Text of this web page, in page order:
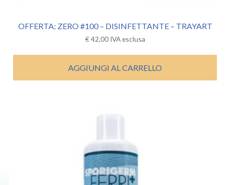
OFFERTA: ZERO #100 – DISINFETTANTE – TRAYART
€42,00 IVA esclusa
AGGIUNGI AL CARRELLO